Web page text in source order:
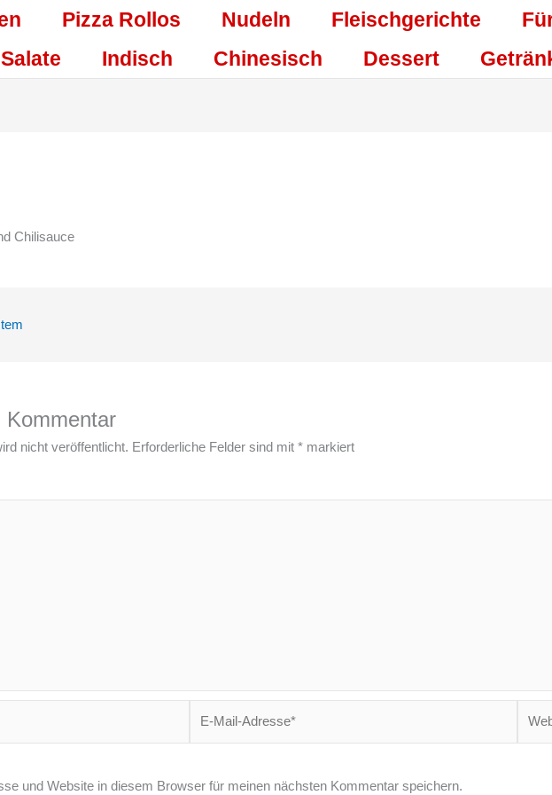
Pizza Rollos Nudeln Fleischgerichte
Salate Indisch Chinesisch Dessert
Chilisauce
Kommentar
nicht veröffentlicht. Erforderliche Felder sind mit * markiert
Mail-
und Website in diesem Browser für meinen nächsten Kommentar speichern.